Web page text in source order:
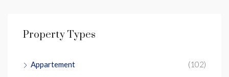
Property Types
Appartement
(102)